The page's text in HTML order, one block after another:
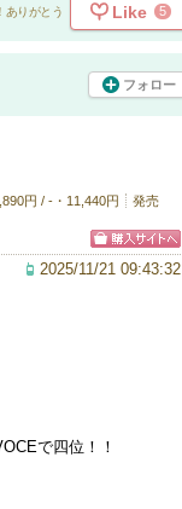
ありがとう Like 5
フォロー
円 / -・11,440円
発売
2025/11/21 09:43:32
で四位！！